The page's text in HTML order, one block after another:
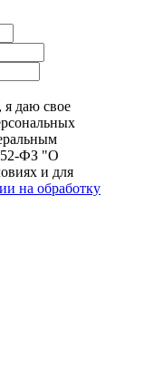
даю свое
ФЗ "О
и для
на обработку